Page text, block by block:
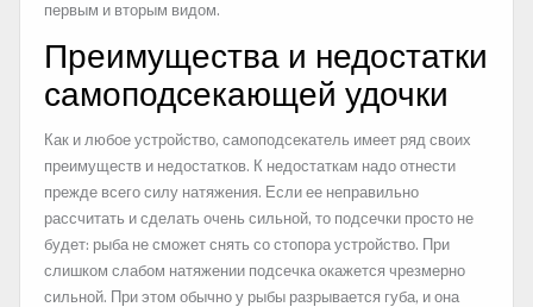
первым и вторым видом.
Преимущества и недостатки
самоподсекающей удочки
Как и любое устройство, самоподсекатель имеет ряд своих
преимуществ и недостатков. К недостаткам надо отнести
прежде всего силу натяжения. Если ее неправильно
рассчитать и сделать очень сильной, то подсечки просто не
будет: рыба не сможет снять со стопора устройство. При
слишком слабом натяжении подсечка окажется чрезмерно
сильной. При этом обычно у рыбы разрывается губа, и она